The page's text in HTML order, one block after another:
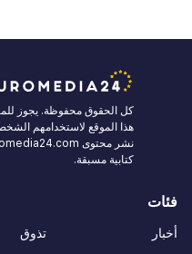
كل الحقوق محفوظة. يجوز
هذا الموقع لاستخدامهم
كتابية مسبقة.
فئات
أخبار
تذوق